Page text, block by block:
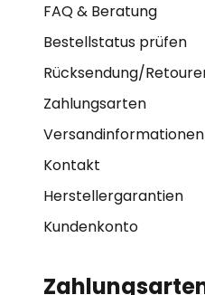
FAQ & Beratung
Bestellstatus prüfen
Rücksendung/
Zahlungsarten
Versandinformationen
Kontakt
Herstellergarantien
Kundenkonto